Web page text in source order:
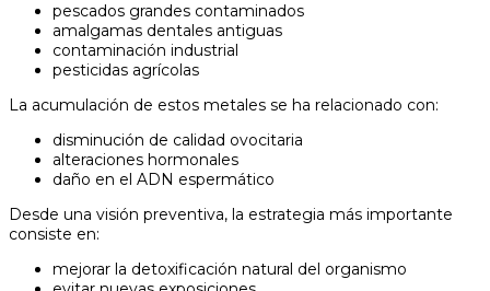
pescados grandes contaminados
amalgamas dentales antiguas
contaminación industrial
pesticidas agrícolas
La acumulación de estos metales se ha relacionado con:
disminución de calidad ovocitaria
alteraciones hormonales
daño en el ADN espermático
Desde una visión preventiva, la estrategia más importante
consiste en:
mejorar la detoxificación natural del organismo